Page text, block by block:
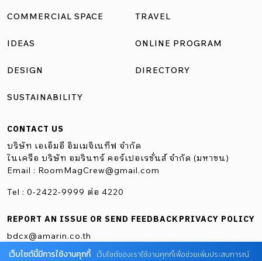
โบราณของสถาปนิก จากความสนใจดังกล่าวทำให้สถาปนิกค้น
รวมถึงความสมมาตรที่ส่งเสริมการอยู่ร่วมกับสิ่งแวดล้อม ก่อน
นำมาตีความหลักการดังกล่าวใหม่ผ่านมุมมองร่วมสมัย ผสาน
ภาพรวม แต่แฝงความคลาดเคลื่อนไว้ในรายละเอียด ความไม่
ลาดเอียงต่างกันในแต่ละด้านที่ปรับเปลี่ยนตามเงื่อนไขของ
พื้นที่และบริบทโดยรอบ ทำให้มวลอาคารเคลื่อนไหวเปลี่ยนไป
ตามมุมมอง ช่วยลดความแข็งทื่อของรูปแบบสมมาตรดั้งเดิม
ซึ่งกลายมาเป็นแนวคิดเดียวกันที่ส่งต่อถึงประตูทางเข้าหลักที่
เล็กใช้เข้าออกในชีวิตประจำวัน บานใหญ่รองรับการเคลื่อนย้าย
ผลงานศิลปะขนาดใหญ่ ตอบโจทย์การใช้งานจริงพร้อม […]
COMMERCIAL SPACE
IDEAS
DESIGN
SUSTAINABILITY
TRAVEL
ONLINE PROGRAM
DIRECTORY
CONTACT US
บริษัท เอเอ็มอี อิมเมจิเนทีฟ จำกัด
ในเครือ บริษัท อมรินทร์ คอร์เปอเรชั่นส์ จำกัด (มหาชน)
Email : RoomMagCrew@gmail.com
Tel : 0-2422-9999 ต่อ 4220
REPORT AN ISSUE OR SEND FEEDBACK
bdcx@amarin.co.th
PRIVACY POLICY
เว็บไซต์นี้มีการใช้งานคุกกี้ เว็บไซต์ของเราใช้งานคุกกี้เพื่อช่วยเพิ่มประสบการณ์